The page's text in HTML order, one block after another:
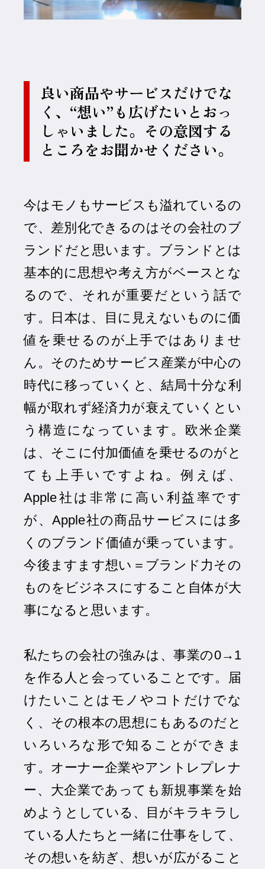
良い商品やサービスだけでな
く、“想い”も広げたいとおっ
しゃいました。その意図する
ところをお聞かせください。
今はモノもサービスも溢れているの
で、差別化できるのはその会社のブ
ランドだと思います。ブランドとは
基本的に思想や考え方がベースとな
るので、それが重要だという話で
す。日本は、目に見えないものに価
値を乗せるのが上手ではありませ
ん。そのためサービス産業が中心の
時代に移っていくと、結局十分な利
幅が取れず経済力が衰えていくとい
う構造になっています。欧米企業
は、そこに付加価値を乗せるのがと
ても上手いですよね。例えば、
Apple社は非常に高い利益率です
が、Apple社の商品サービスには多
くのブランド価値が乗っています。
今後ますます想い＝ブランド力その
ものをビジネスにすること自体が大
事になると思います。
私たちの会社の強みは、事業の0→1
を作る人と会っていることです。届
けたいことはモノやコトだけでな
く、その根本の思想にもあるのだと
いろいろな形で知ることができま
す。オーナー企業やアントレプレナ
ー、大企業であっても新規事業を始
めようとしている、目がキラキラし
ている人たちと一緒に仕事をして、
その想いを紡ぎ、想いが広がること